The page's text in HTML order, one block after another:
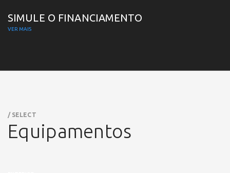
SIMULE O FINANCIAMENTO
VER MAIS
/ SELECT
Equipamentos